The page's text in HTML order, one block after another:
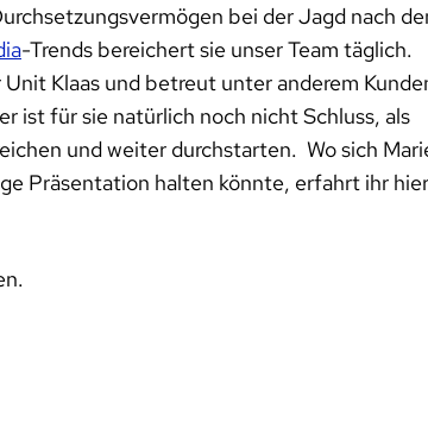
bei der Jagd nach
-Trends bereichert sie unser Team täglich.
Klaas und betreut unter anderem
ist für sie natürlich noch nicht Schluss, als
und weiter durchstarten. Wo sich
Präsentation halten könnte, erfahrt ihr